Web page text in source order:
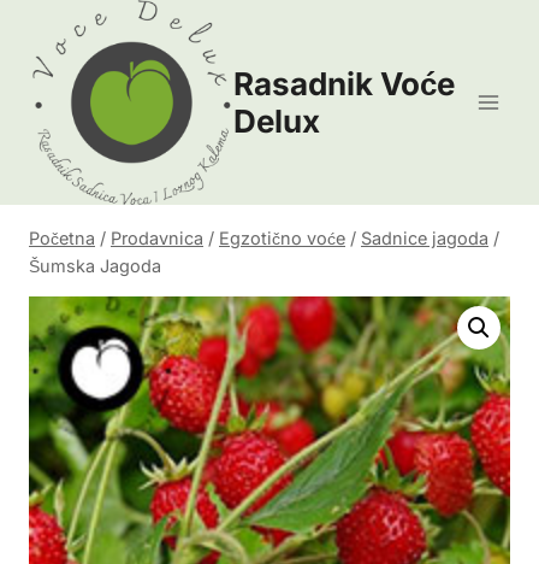
content
Rasadnik Voće
Delux
Početna / Prodavnica / Egzotično voće / Sadnice jagoda /
Šumska Jagoda